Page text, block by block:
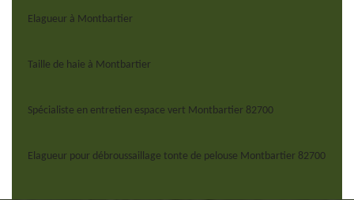
Elagueur à Montbartier
Taille de haie à Montbartier
Spécialiste en entretien espace vert Montbartier 82700
Elagueur pour débroussaillage tonte de pelouse Montbartier 82700